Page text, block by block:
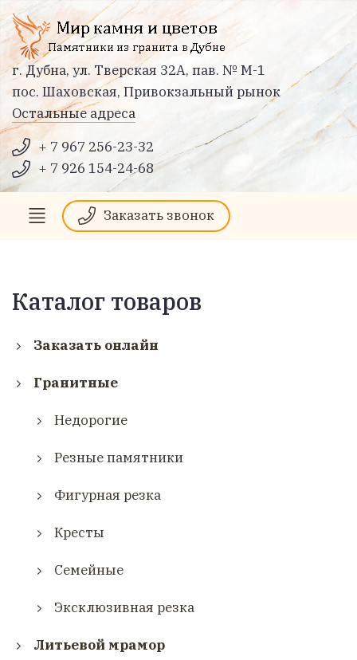
г. Дубна, ул. Тверская 32А, пав. № М-1
пос. Шаховская, Привокзальный рынок
Остальные адреса
+ 7 967 256-23-32
+ 7 926 154-24-68
Заказать звонок
Каталог товаров
Заказать онлайн
Гранитные
Недорогие
Резные памятники
Фигурная резка
Кресты
Семейные
Эксклюзивная резка
Литьевой мрамор